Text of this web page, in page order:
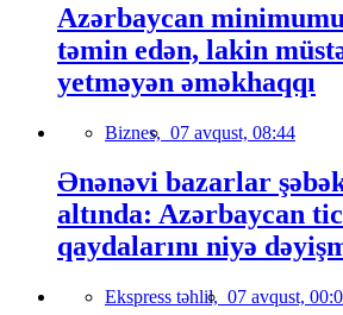
Azərbaycan
təmin edən, lakin
yetməyən əməkhaqqı
Biznes, 07 avqust, 08:44
Ənənəvi bazarlar
altında: Azərbaycan
qaydalarını niyə
Ekspress təhlil, 07 avqust,